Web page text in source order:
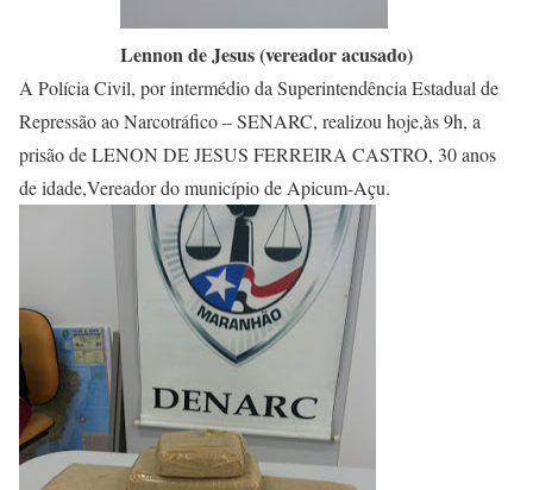
Lennon de Jesus (vereador acusado)
A Polícia Civil, por intermédio da Superintendência Estadual de
Repressão ao Narcotráfico – SENARC, realizou hoje,às 9h, a
prisão de LENON DE JESUS FERREIRA CASTRO, 30 anos
de idade,Vereador do município de Apicum-Açu.